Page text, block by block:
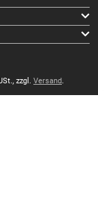
zzgl. Versand.